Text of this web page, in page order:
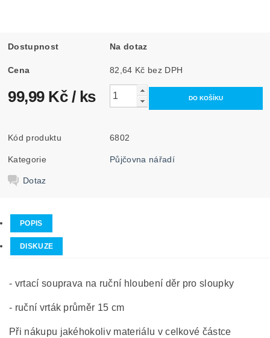
Dostupnost Na dotaz
Cena 82,64 Kč bez DPH
99,99 Kč / ks
Kód produktu 6802
Kategorie Půjčovna nářadí
Dotaz
POPIS
DISKUZE
- vrtací souprava na ruční hloubení děr pro sloupky
- ruční vrták průměr 15 cm
Při nákupu jakéhokoliv materiálu v celkové částce